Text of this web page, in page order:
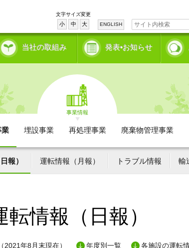
文字サイズ変更
小 中 大 ENGLISH
当社の取組み 発表•お知らせ
事業情報
埋設事業 再処理事業 廃棄物管理事業
報） 運転情報（月報） トラブル情報 輸
情報（日報）
年8月末現在） 年度別一覧 各施設の運転